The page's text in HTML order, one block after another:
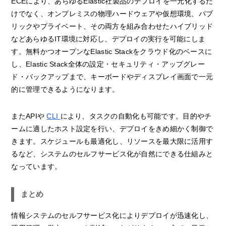
けでなく、オンプレミスの物理ハードウェアや仮想環境、パブ
リックやプライベート、その両方を組み合わせたハイブリッド
などあらゆるIT環境に対応し、デプロイの実行を可能にしま
す。無料かつオープンなElastic Stackをクラウド化のベースに
し、Elastic Stack全体の設定・セキュリティ・アップグレー
ド・バックアップまで、キーボードやディスプレイ画面で一元
的に管理できるようになります。
またAPIやCLI により、タスクの自動化も可能です。目的やチ
ームに適したホスト設定を行い、デプロイをきめ細かく制御で
きます。スケジュールも最適化し、リソースを最大限に活用す
るなど、システムのセルフサービス化が自然にできる仕組みと
なっています。
まとめ
情報システムのセルフサービス化によりデプロイが迅速化し、